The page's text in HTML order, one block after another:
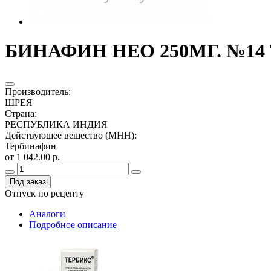
БИНАФИН НЕО 250МГ. №14
Производитель:
ШРЕЯ
Страна:
РЕСПУБЛИКА ИНДИЯ
Действующее вещество (МНН):
Тербинафин
от 1 042.00 р.
Под заказ
Отпуск по рецепту
Аналоги
Подробное описание